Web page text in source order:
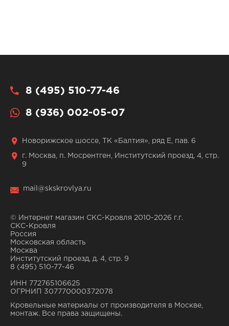
8 (495) 510-77-46
8 (936) 002-05-07
Новорижское шоссе, ТК «Балтия», ряд Е, пав. 6
г. Москва, п. Мосрентген, Институтский проезд, 4, стр.
9
mail@skskrovlya.ru
© Интернет магазин СКС-Кровля 2010-2026 г.г.
СКС-Кровля
Россия
Московская область
Москва
Институтский проезд, д. 4, стр. 9
8 (495) 510-77-46
ИНН 772765106625
ОГРНИП 307770000372078
Кровельные материалы от производителя в Москве,
монтаж. Все права защищены.